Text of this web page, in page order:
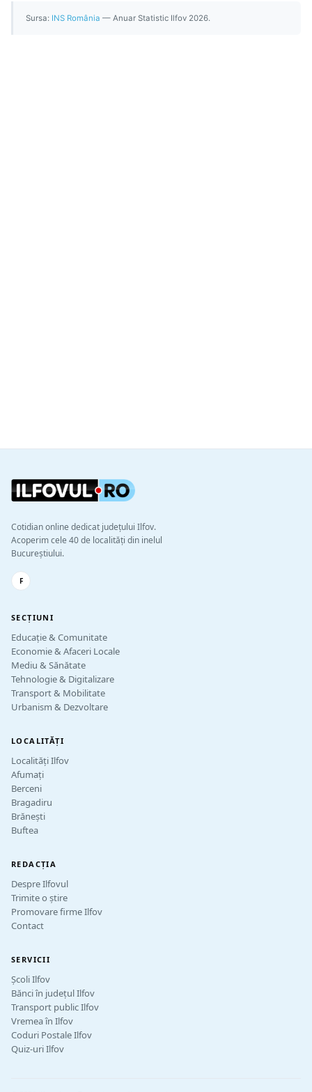
Sursa: INS România — Anuar Statistic Ilfov 2026.
Cotidian online dedicat județului Ilfov.
Acoperim cele 40 de localități din inelul
Bucureștiului.
F
SECȚIUNI
Educație & Comunitate
Economie & Afaceri Locale
Mediu & Sănătate
Tehnologie & Digitalizare
Transport & Mobilitate
Urbanism & Dezvoltare
LOCALITĂȚI
Localități Ilfov
Afumați
Berceni
Bragadiru
Brănești
Buftea
REDACȚIA
Despre Ilfovul
Trimite o știre
Promovare firme Ilfov
Contact
SERVICII
Școli Ilfov
Bănci în județul Ilfov
Transport public Ilfov
Vremea în Ilfov
Coduri Postale Ilfov
Quiz-uri Ilfov